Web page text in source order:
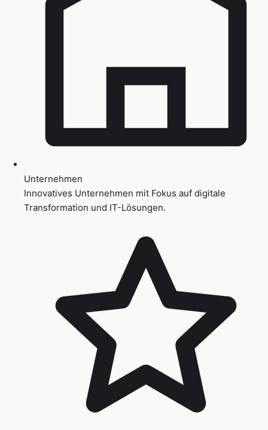
Unternehmen
Innovatives Unternehmen mit Fokus auf digitale
Transformation und IT-Lösungen.